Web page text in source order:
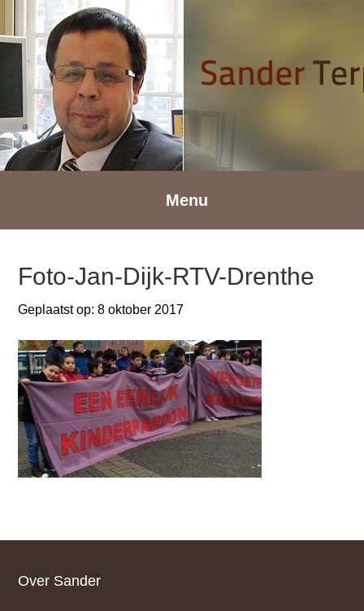
Spring
naar
hoofdnavigatie
naar
hoofd
inhoud
Spring
naar
voettekst
Menu
Foto-Jan-Dijk-RTV-Drenthe
Geplaatst op:8 oktober 2017
Footer
Over Sander